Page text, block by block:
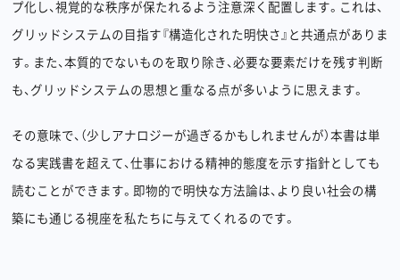
プ化し、視覚的な秩序が保たれるよう注意深く配置します。これは、
グリッドシステムの目指す『構造化された明快さ』と共通点がありま
す。また、本質的でないものを取り除き、必要な要素だけを残す判断
も、グリッドシステムの思想と重なる点が多いように思えます。
その意味で、（少しアナロジーが過ぎるかもしれませんが）本書は単
なる実践書を超えて、仕事における精神的態度を示す指針としても
読むことができます。即物的で明快な方法論は、より良い社会の構
築にも通じる視座を私たちに与えてくれるのです。